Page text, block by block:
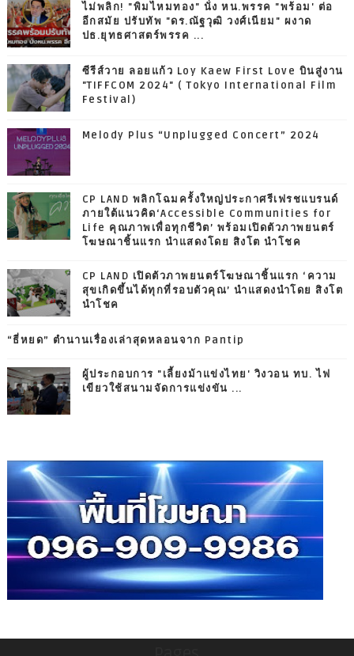
ไม่พลิก! "พิมไหมทอง" นั่ง หน.พรรค "พร้อม' ต่อ
อีกสมัย ปรับทัพ "ดร.ณัฐวุฒิ วงศ์เนียม" ผงาด
ปธ.ยุทธศาสตร์พรรค ...
ซีรีส์วาย ลอยแก้ว Loy Kaew First Love บินสู่งาน
"TIFFCOM 2024" ( Tokyo International Film
Festival)
Melody Plus “Unplugged Concert” 2024
CP LAND พลิกโฉมครั้งใหญ่ประกาศรีเฟรชแบรนด์
ภายใต้แนวคิด‘Accessible Communities for
Life คุณภาพเพื่อทุกชีวิต’ พร้อมเปิดตัวภาพยนตร์
โฆษณาชิ้นแรก นำแสดงโดย สิงโต นำโชค
CP LAND เปิดตัวภาพยนตร์โฆษณาชิ้นแรก ‘ความ
สุขเกิดขึ้นได้ทุกที่รอบตัวคุณ’ นำแสดงนำโดย สิงโต
นำโชค
“ธี่หยด” ตำนานเรื่องเล่าสุดหลอนจาก Pantip
ผู้ประกอบการ "เลี้ยงม้าแข่งไทย' วิงวอน ทบ. ไฟ
เขียวใช้สนามจัดการแข่งขัน ...